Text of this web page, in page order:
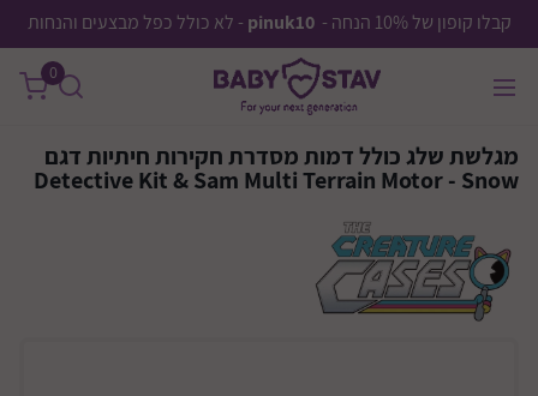
קבלו קופון של 10% הנחה - pinuk10 - לא כולל כפל מבצעים והנחות
0
מגלשת שלג כולל דמות מסדרת חקירות חיתיות דגם
Detective Kit & Sam Multi Terrain Motor - Snow